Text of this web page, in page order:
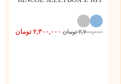
۲,۷۰۰,۰۰۰ تومان ۲,۳۰۰,۰۰۰ تومان